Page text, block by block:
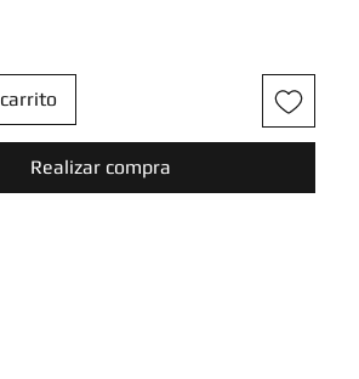
Realizar compra